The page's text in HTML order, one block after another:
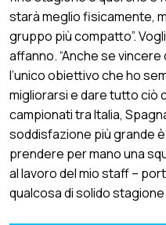
starà meglio fisicamente,
gruppo più compatto”.
affanno. “Anche se
l’unico obiettivo che ho
migliorarsi e dare tutto ciò
campionati tra Italia,
soddisfazione più grande
prendere per mano una
al lavoro del mio staff –
qualcosa di solido